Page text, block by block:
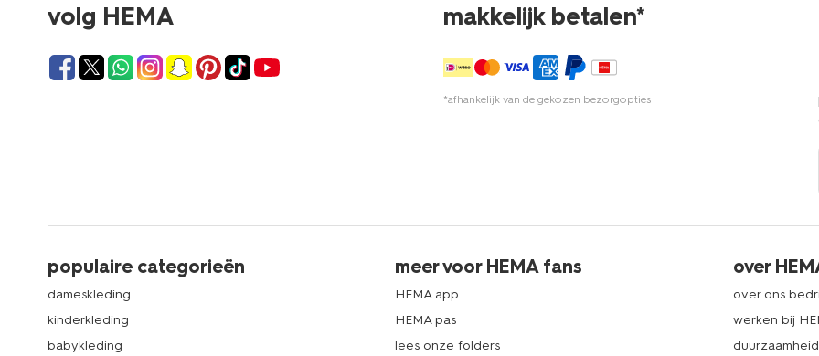
volg HEMA makkelijk betalen*
*afhankelijk van de gekozen bezorgopties
populaire categorieën
dameskleding
kinderkleding
babykleding
meer voor HEMA fans
HEMA app
HEMA pas
lees onze folders
over
over ons
werken bij
duurzaamheid